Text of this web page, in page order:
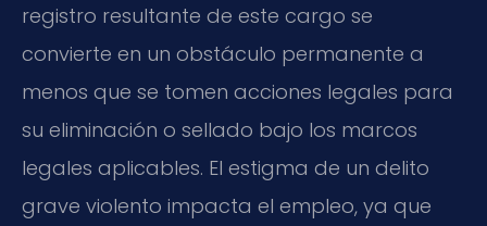
registro resultante de este cargo se
convierte en un obstáculo permanente a
menos que se tomen acciones legales para
su eliminación o sellado bajo los marcos
legales aplicables. El estigma de un delito
grave violento impacta el empleo, ya que